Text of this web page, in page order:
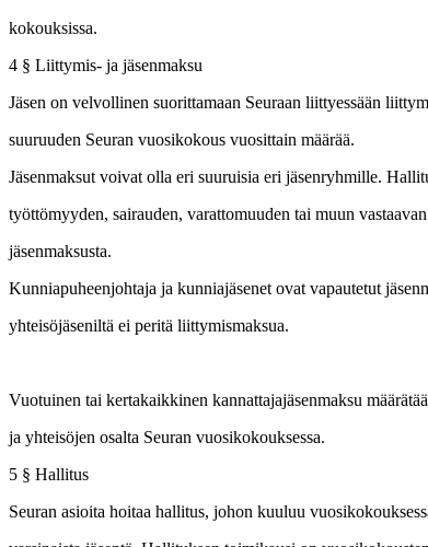
kokouksissa.
4 § Liittymis- ja jäsenmaksu
Jäsen on velvollinen suorittamaan Seuraan liittyessään
suuruuden Seuran vuosikokous vuosittain määrää.
Jäsenmaksut voivat olla eri suuruisia eri jäsenryhmille.
työttömyyden, sairauden, varattomuuden tai muun
jäsenmaksusta.
Kunniapuheenjohtaja ja kunniajäsenet ovat vapautetut
yhteisöjäseniltä ei peritä liittymismaksua.
Vuotuinen tai kertakaikkinen kannattajajäsenmaksu
ja yhteisöjen osalta Seuran vuosikokouksessa.
5 § Hallitus
Seuran asioita hoitaa hallitus, johon kuuluu